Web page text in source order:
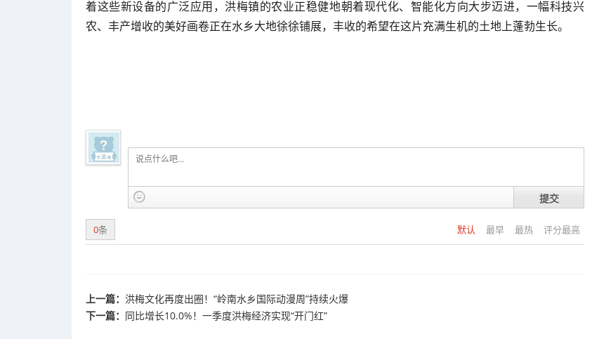
着这些新设备的广泛应用，洪梅镇的农业正稳健地朝着现代化、智能化方向大步迈进，一幅科技兴
农、丰产增收的美好画卷正在水乡大地徐徐铺展，丰收的希望在这片充满生机的土地上蓬勃生长。
提交
默认 最早 最热 评分最高
0条
上一篇： 洪梅文化再度出圈！“岭南水乡国际动漫周”持续火爆
下一篇： 同比增长10.0%！一季度洪梅经济实现“开门红”